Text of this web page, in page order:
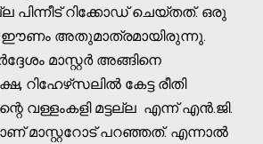
റിക്കോഡ് ചെയ്തത്. ഒരു
ഈണം അതുമാത്രമായിരുന്നു.
മാസ്റ്റര്‍ അങ്ങിനെ
റിഹേഴ്‌സലില്‍ കേട്ട രീതി
വള്ളംകളി മട്ടല്ല എന്ന് എന്‍.ജി.
മാസ്റ്ററോട് പറഞ്ഞത്. എന്നാല്‍